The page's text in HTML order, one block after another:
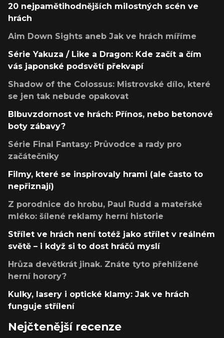
20 nejpamětihodnějších milostných scén ve
hrách
Aim Down Sights aneb Jak ve hrách míříme
Série Yakuza / Like a Dragon: Kde začít a čím
vás japonské podsvětí překvapí
Shadow of the Colossus: Mistrovské dílo, které
se jen tak nebude opakovat
Blbuvzdornost ve hrách: Přínos, nebo betonové
boty zábavy?
Série Final Fantasy: Průvodce a rady pro
začátečníky
Filmy, které se inspirovaly hrami (ale často to
nepřiznají)
Z porodnice do hrobu, Paul Rudd a mateřské
mléko: šílené reklamy herní historie
Střílet ve hrách není totéž jako střílet v reálném
světě – i když si to dost hráčů myslí
Hrůza devětkrát jinak. Znáte tyto přehlížené
herní horory?
Kulky, lasery i optické klamy: Jak ve hrách
funguje střílení
Nejčtenější recenze